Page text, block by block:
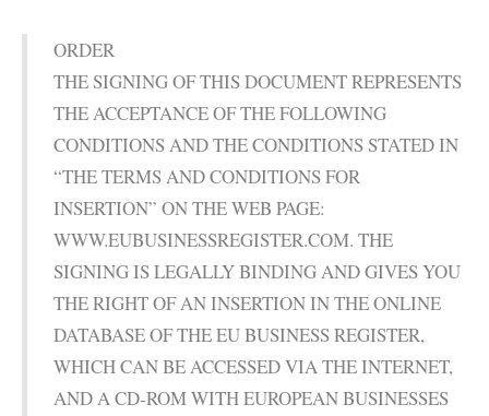
ORDER
THE SIGNING OF THIS DOCUMENT REPRESENTS
THE ACCEPTANCE OF THE FOLLOWING
CONDITIONS AND THE CONDITIONS STATED IN
“THE TERMS AND CONDITIONS FOR
INSERTION” ON THE WEB PAGE:
WWW.EUBUSINESSREGISTER.COM. THE
SIGNING IS LEGALLY BINDING AND GIVES YOU
THE RIGHT OF AN INSERTION IN THE ONLINE
DATABASE OF THE EU BUSINESS REGISTER,
WHICH CAN BE ACCESSED VIA THE INTERNET,
AND A CD-ROM WITH EUROPEAN BUSINESSES